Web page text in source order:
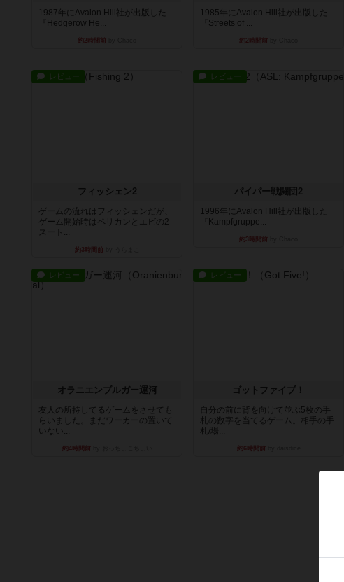
1987年にAvalon Hill社が出版した
『Hedgerow He...
約2時間前
1985年にAvalon Hill社が出版した
『Streets of ...
約2時間前
レビュー
フィッシェン2
ゲームの流れはフィッシェンだが、
ゲーム開始時はペリカンとエビの2
スート...
約3時間前
レビュー
パイパー戦闘団2
1996年にAvalon Hill社が出版した
『Kampfgruppe...
約3時間前
レビュー
オラニエンブルガー運河
友人の所持してるゲームをさせても
らいました。まだワーカーの置いて
いない...
約4時間前
レビュー
ゴットファイブ！
自分の前に背を向けて並ぶ5枚の手
札の数字を当てるゲーム。相手の手
札/場...
約6時間前